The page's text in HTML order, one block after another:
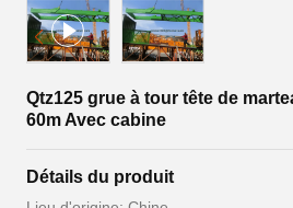
Qtz125 grue à tour tête de
60m Avec cabine
Détails du produit